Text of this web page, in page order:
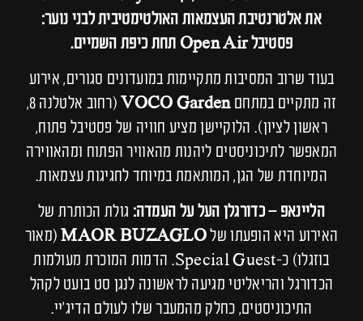
את אלטרנטיבת העצמאות האולטימטיבית לבני נוער:
פסטיבל Open Air תחת כיפת השמיים.
בעוד שרוב המסיבות מתקיימות במועדונים סגורים, אירוע
זה מתקיים במתחםVOCO Garden
(רחוב אלטלנה 8,
ראשון לציון). הלוקיישן מציע חוויה של פסטיבל פתוח,
המאפשר לתיכוניסטים ליהנות מהאוויר הפתוח ומהאווירה
המיוחדת של הגן, המותאמת במיוחד לחגיגות עצמאות.
הליינאפ – כדורגלן העל על העמדה: גולת הכותרת של
האירוע היא הופעתו שלMAOR BUZAGLO(מאור
בוזגלו) כ-Special Guest. הדמות המוכרת מעולמות
הכדורגל והריאליטי מגיעה לראשונה לנגן סט בועט לקהל
התיכוניסטים, כחלק מהמעבר שלו לעולם הדיג'יי.